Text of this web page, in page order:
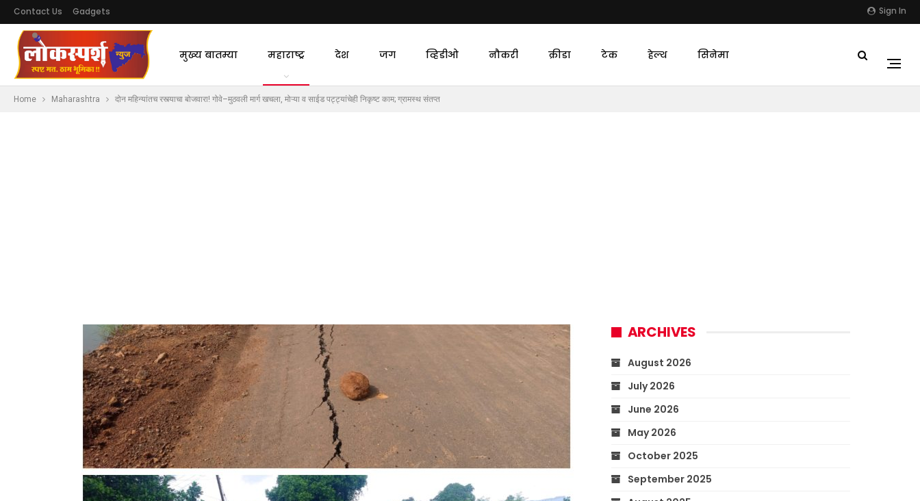
Sign In
Contact Us Gadgets
मुख्य बातम्या महाराष्ट्र देश जग व्हिडीओ नौकरी क्रीडा टेक हेल्थ सिनेमा
Home Maharashtra दोन महिन्यांतच रस्त्याचा बोजवारा! गोवे–मुठवली मार्ग खचला, मोऱ्या व साईड पट्ट्यांचेही निकृष्ट काम; ग्रामस्थ संतप्त
ARCHIVES
August 2026
July 2026
June 2026
May 2026
October 2025
September 2025